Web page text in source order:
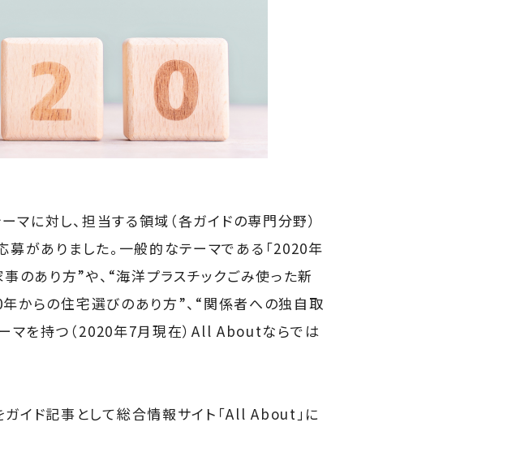
マに対し、担当する領域（各ガイドの専門分野）
がありました。一般的なテーマである「2020年
のあり方”や、“海洋プラスチックごみ使った新
からの住宅選びのあり方”、“関係者への独自取
マを持つ（2020年7月現在）All Aboutならでは
イド記事として総合情報サイト「All About」に